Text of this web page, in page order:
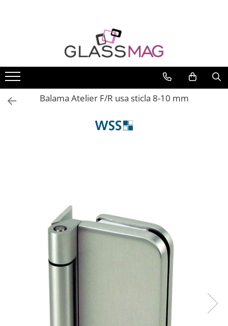
Seturi usi pivotante
Amortizoare pardoseala
Feronerie usi pivotante
Set toc usa sticla
Set profil toc usa sticla
Profil toc usa sticla
Feronerie toc usa sticla
Balama Atelier F/R usa sticla 8-10 mm